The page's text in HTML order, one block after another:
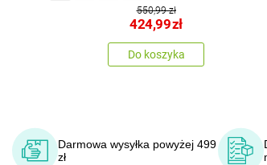
550,99 zł
424,99zł
Do koszyka
Darmowa wysyłka powyżej 499
zł